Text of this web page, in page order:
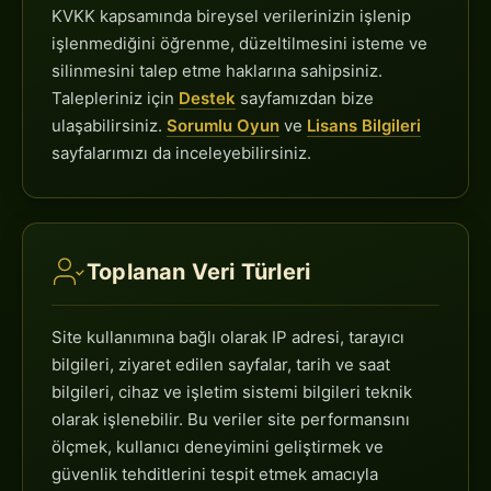
KVKK kapsamında bireysel verilerinizin işlenip
işlenmediğini öğrenme, düzeltilmesini isteme ve
silinmesini talep etme haklarına sahipsiniz.
Talepleriniz için Destek sayfamızdan bize
ulaşabilirsiniz. Sorumlu Oyun ve Lisans Bilgileri
sayfalarımızı da inceleyebilirsiniz.
Toplanan Veri Türleri
Site kullanımına bağlı olarak IP adresi, tarayıcı
bilgileri, ziyaret edilen sayfalar, tarih ve saat
bilgileri, cihaz ve işletim sistemi bilgileri teknik
olarak işlenebilir. Bu veriler site performansını
ölçmek, kullanıcı deneyimini geliştirmek ve
güvenlik tehditlerini tespit etmek amacıyla